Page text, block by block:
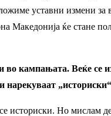
уставни измени
Македонија ќе стане
во кампањата. Веќе се
нарекуваат
историски. Но мислам